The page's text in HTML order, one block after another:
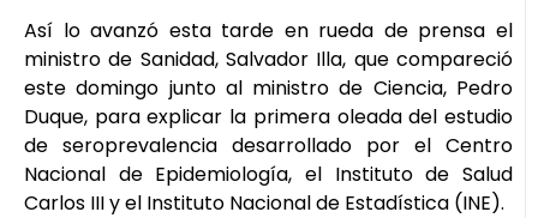
Así lo avanzó esta tarde en rueda de prensa el
ministro de Sanidad, Salvador Illa, que compareció
este domingo junto al ministro de Ciencia, Pedro
Duque, para explicar la primera oleada del estudio
de seroprevalencia desarrollado por el Centro
Nacional de Epidemiología, el Instituto de Salud
Carlos III y el Instituto Nacional de Estadística (INE).